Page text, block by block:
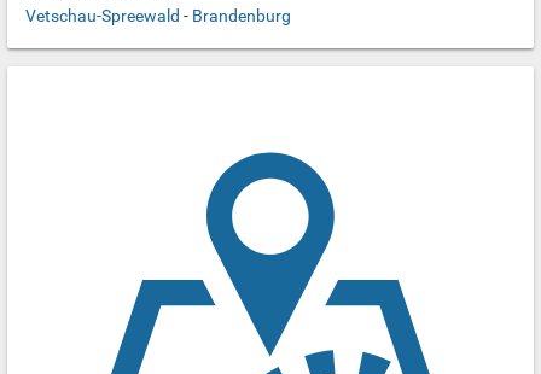
Vetschau-Spreewald - Brandenburg